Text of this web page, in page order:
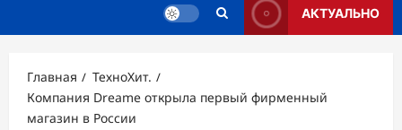
АКТУАЛЬНО
Главная
ТехноХит.
Компания Dreame открыла первый фирменный
магазин в России